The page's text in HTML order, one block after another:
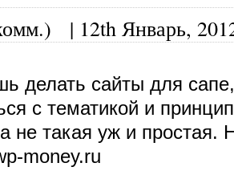
| 12th Январь,
делать сайты для
с тематикой и
не такая уж и простая.
money.ru